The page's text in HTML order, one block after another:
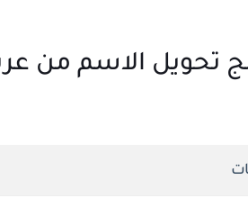
تحويل الاسم من